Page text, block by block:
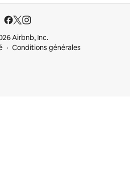
Airbnb, Inc.
Conditions générales